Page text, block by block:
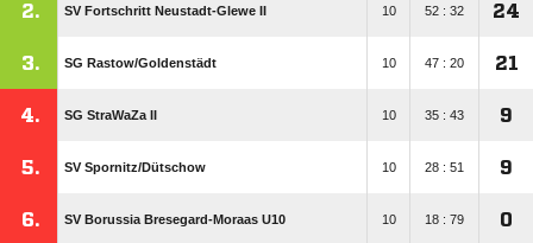
2. SV Fortschritt Neustadt-Glewe II 10 52 : 32 24
3. SG Rastow/​Goldenstädt 10 47 : 20 21
4. SG StraWaZa II 10 35 : 43 9
5. SV Spornitz/​Dütschow 10 28 : 51 9
6. SV Borussia Bresegard-Moraas U10 10 18 : 79 0